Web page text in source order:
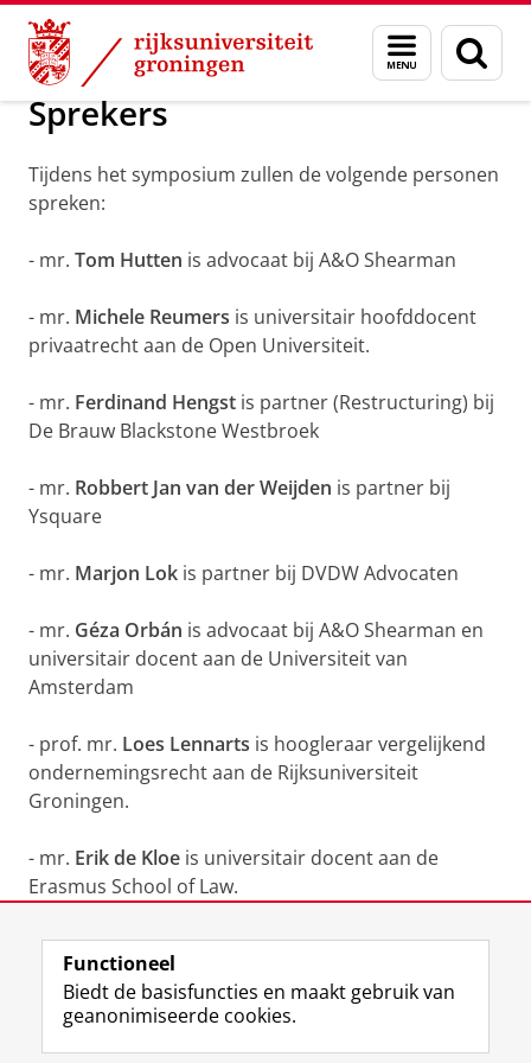
Skip
Content
Skip
Navigation
Menu
en
zoeken
Symposium Rechtspersoon
Sprekers
Tijdens het symposium zullen de volgende personen
spreken:
- mr. Tom Hutten is advocaat bij A&O Shearman
- mr. Michele Reumers is universitair hoofddocent
privaatrecht aan de Open Universiteit.
- mr. Ferdinand Hengst is partner (Restructuring) bij
De Brauw Blackstone Westbroek
- mr. Robbert Jan van der Weijden is partner bij
Ysquare
- mr. Marjon Lok is partner bij DVDW Advocaten
- mr. Géza Orbán is advocaat bij A&O Shearman en
universitair docent aan de Universiteit van
Amsterdam
- prof. mr. Loes Lennarts is hoogleraar vergelijkend
ondernemingsrecht aan de Rijksuniversiteit
Groningen.
- mr. Erik de Kloe is universitair docent aan de
Erasmus School of Law.
Laatst gewijzigd: 23 oktober 2025 13:50
Volg de RUG F L R I Y
Functioneel
Biedt de basisfuncties en maakt gebruik van
geanonimiseerde cookies.